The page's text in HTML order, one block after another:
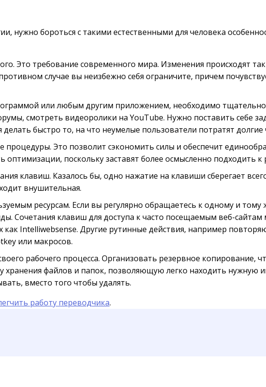
нужно бороться с такими естественными для человека
Это требование современного мира. Изменения происходят
случае вы неизбежно себя ограничите, причем
или любым другим приложением, необходимо
смотреть видеоролики на YouTube. Нужно поставить себе
быстро то, на что неумелые пользователи потратят долгие
Это позволит сэкономить силы и обеспечит
поскольку заставят более осмысленно подходить к
клавиш. Казалось бы, одно нажатие на клавиши сберегает
внушительная.
ресурсам. Если вы регулярно обращаетесь к одному и тому
Сочетания клавиш для доступа к часто посещаемым веб-
Intelliwebsense. Другие рутинные действия, например
или макросов.
рабочего процесса. Организовать резервное копирование,
хранения файлов и папок, позволяющую легко находить
вместо того чтобы удалять.
работу переводчика.